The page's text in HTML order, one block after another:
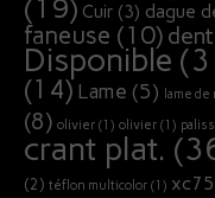
(19) Cuir (3) dague
faneuse (10)
Disponible
(14) Lame (5) lame
(8) olivier (1) olivier (1)
crant plat.
(2) téflon multicolor (1) xc75